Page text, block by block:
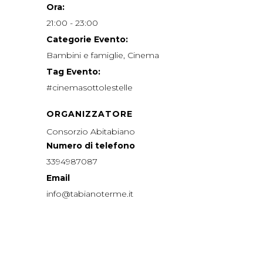
Ora:
21:00 - 23:00
Categorie Evento:
Bambini e famiglie, Cinema
Tag Evento:
#cinemasottolestelle
ORGANIZZATORE
Consorzio Abitabiano
Numero di telefono
3394987087
Email
info@tabianoterme.it